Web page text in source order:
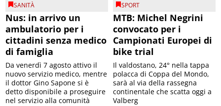
SANITÀ
Nus: in arrivo un
ambulatorio per i
cittadini senza medico
di famiglia
Da venerdì 7 agosto attivo il
nuovo servizio medico, mentre
il dottor Gino Sapone si è
detto disponibile a proseguire
nel servizio alla comunità
SPORT
MTB: Michel Negrini
convocato per i
Campionati Europei di
bike trial
Il valdostano, 24° nella tappa
polacca di Coppa del Mondo,
sarà al via della rassegna
continentale che scatta oggi a
Valberg